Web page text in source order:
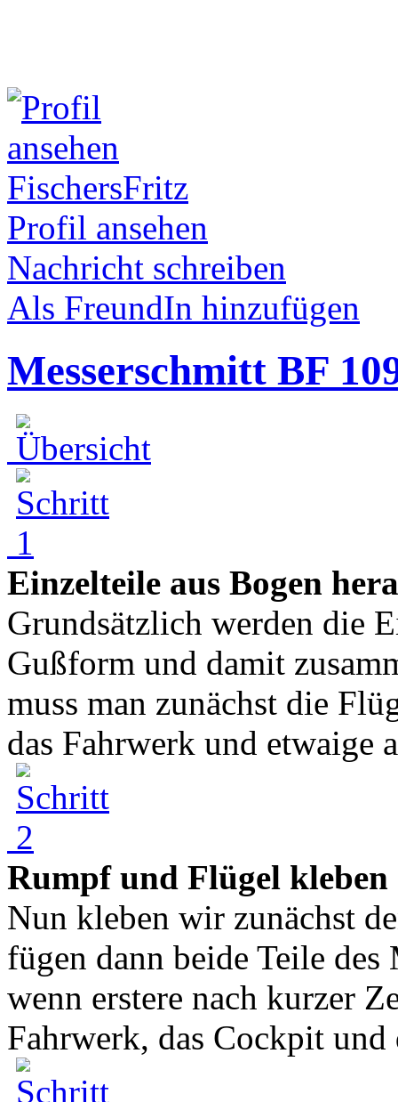
FischersFritz
Profil ansehen
Nachricht schreiben
Als FreundIn hinzufügen
Messerschmitt BF
Einzelteile aus Bogen
Grundsätzlich werden die
Gußform und damit
muss man zunächst die
das Fahrwerk und etwaige
Rumpf und Flügel kleben
Nun kleben wir zunächst
fügen dann beide Teile
wenn erstere nach kurzer
Fahrwerk, das Cockpit